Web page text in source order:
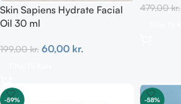
Skin Sapiens Hydrate Facial
Oil 30 ml
199,00kr. 60,00 kr.
479,00kr.
-59% -58%